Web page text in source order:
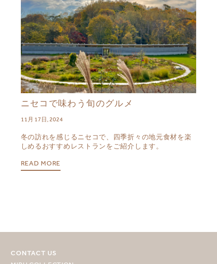
ニセコで味わう旬のグルメ
11月 17日, 2024
冬の訪れを感じるニセコで、四季折々の地元食材を楽
しめるおすすめレストランをご紹介します。
READ MORE
CONTACT US